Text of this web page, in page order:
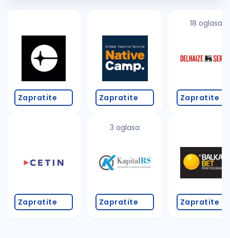
Zapratite
Zapratite
Zapratite
3 oglasa
Zapratite
18 oglasa
Zapratite
Zapratite